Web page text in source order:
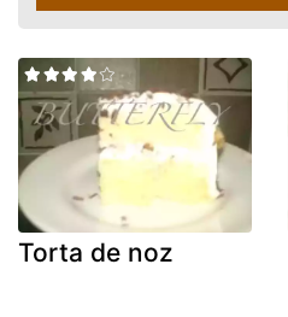
Torta de noz